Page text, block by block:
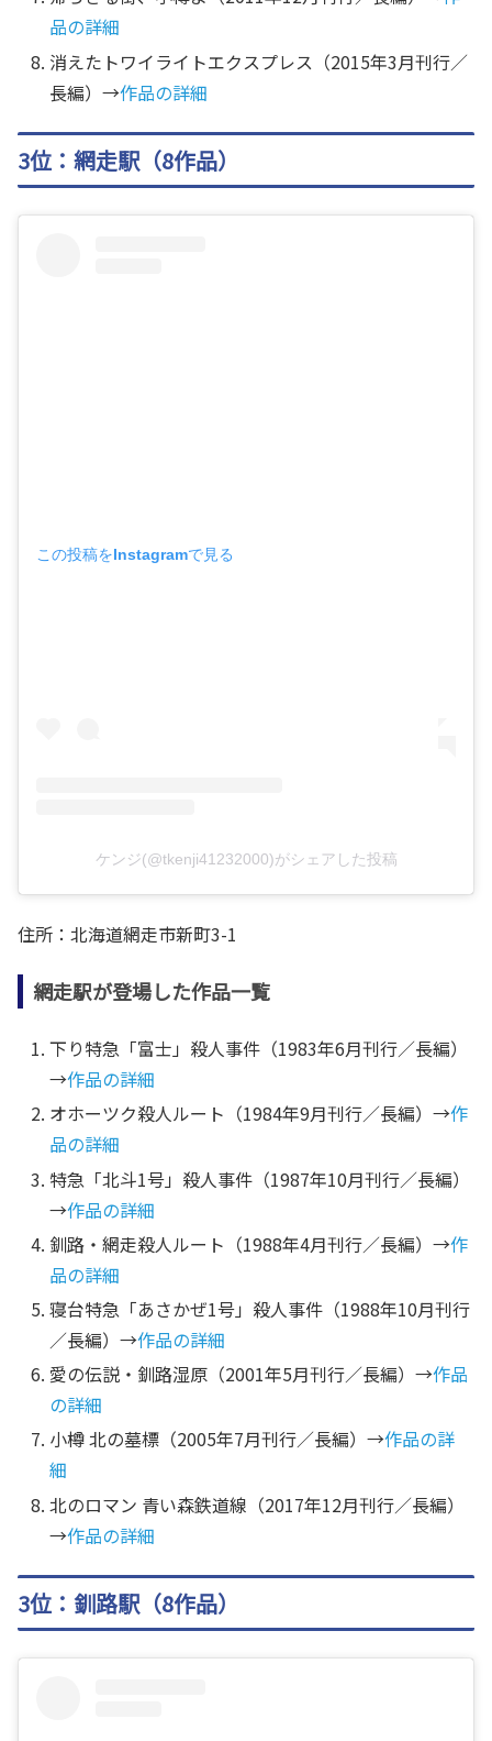
品の詳細
消えたトワイライトエクスプレス（2015年3月刊行／
長編）→作品の詳細
3位：網走駅（8作品）
この投稿をInstagramで見る
ケンジ(@tkenji41232000)がシェアした投稿
住所：北海道網走市新町3-1
網走駅が登場した作品一覧
下り特急「富士」殺人事件（1983年6月刊行／長編）
→作品の詳細
オホーツク殺人ルート（1984年9月刊行／長編）→作
品の詳細
特急「北斗1号」殺人事件（1987年10月刊行／長編）
→作品の詳細
釧路・網走殺人ルート（1988年4月刊行／長編）→作
品の詳細
寝台特急「あさかぜ1号」殺人事件（1988年10月刊行
／長編）→作品の詳細
愛の伝説・釧路湿原（2001年5月刊行／長編）→作品
の詳細
小樽 北の墓標（2005年7月刊行／長編）→作品の詳
細
北のロマン 青い森鉄道線（2017年12月刊行／長編）
→作品の詳細
3位：釧路駅（8作品）